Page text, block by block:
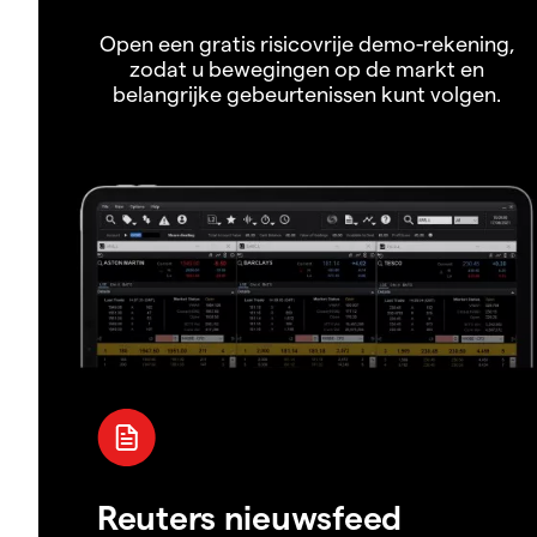
Open een gratis risicovrije demo-rekening,
zodat u bewegingen op de markt en
belangrijke gebeurtenissen kunt volgen.
Reuters nieuwsfeed